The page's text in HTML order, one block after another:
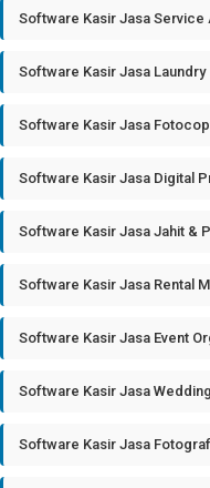
Software Kasir Jasa Service
Software Kasir Jasa Laundry
Software Kasir Jasa
Software Kasir Jasa Digital
Software Kasir Jasa Jahit &
Software Kasir Jasa Rental
Software Kasir Jasa Event
Software Kasir Jasa
Software Kasir Jasa